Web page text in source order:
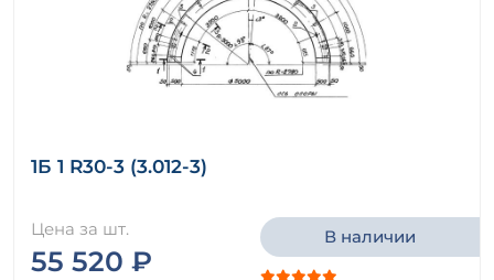
1Б 1 R30-3 (3.012-3)
Цена за шт.
55 520 ₽
В наличии